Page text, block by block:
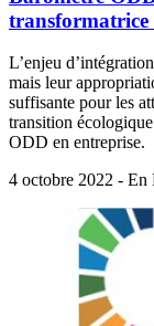
transformatrice
L’enjeu
mais leur
suffisante pour les
transition
ODD en entreprise.
4 octobre 2022 - En